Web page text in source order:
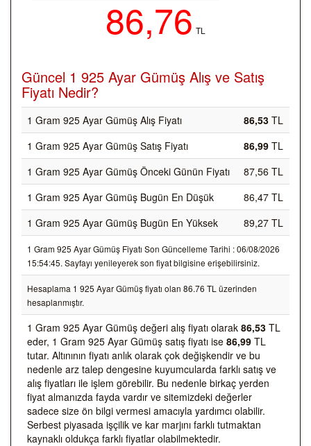
86,76 TL
Güncel 1 925 Ayar Gümüş Alış ve Satış
Fiyatı Nedir?
1 Gram 925 Ayar Gümüş Alış Fiyatı 86,53 TL
1 Gram 925 Ayar Gümüş Satış Fiyatı
86,99 TL
1 Gram 925 Ayar Gümüş Önceki Günün Fiyatı
87,56 TL
1 Gram 925 Ayar Gümüş Bugün En Düşük
86,47 TL
1 Gram 925 Ayar Gümüş Bugün En Yüksek
89,27 TL
1 Gram 925 Ayar Gümüş Fiyatı Son Güncelleme Tarihi : 06/08/2026
15:54:45. Sayfayı yenileyerek son fiyat bilgisine erişebilirsiniz.
Hesaplama 1 925 Ayar Gümüş fiyatı olan 86.76 TL üzerinden
hesaplanmıştır.
1 Gram 925 Ayar Gümüş değeri alış fiyatı olarak 86,53 TL
eder, 1 Gram 925 Ayar Gümüş satış fiyatı ise 86,99 TL
tutar. Altınının fiyatı anlık olarak çok değişkendir ve bu
nedenle arz talep dengesine kuyumcularda farklı satış ve
alış fiyatları ile işlem görebilir. Bu nedenle birkaç yerden
fiyat almanızda fayda vardır ve sitemizdeki değerler
sadece size ön bilgi vermesi amacıyla yardımcı olabilir.
Serbest piyasada işçilik ve kar marjını farklı tutmaktan
kaynaklı oldukça farklı fiyatlar olabilmektedir.